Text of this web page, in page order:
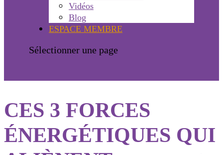
Vidéos
Blog
ESPACE MEMBRE
Sélectionner une page
CES 3 FORCES
ÉNERGÉTIQUES QUI